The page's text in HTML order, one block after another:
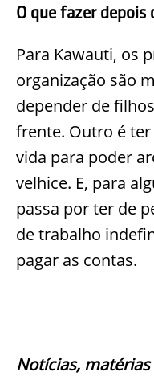
O que fazer depois
Para Kawauti, os
organização são
depender de
frente. Outro é
vida para poder
velhice. E, para
passa por ter de
de trabalho
pagar as contas.
Notícias,